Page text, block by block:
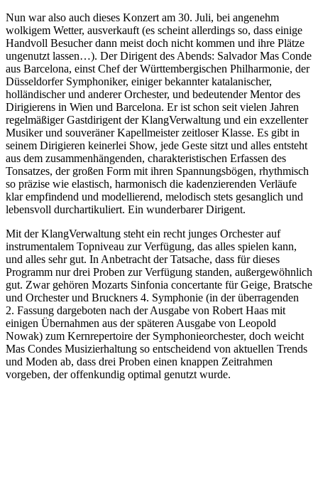
Nun war also auch dieses Konzert am 30. Juli, bei angenehm
wolkigem Wetter, ausverkauft (es scheint allerdings so, dass einige
Handvoll Besucher dann meist doch nicht kommen und ihre Plätze
ungenutzt lassen…). Der Dirigent des Abends: Salvador Mas Conde
aus Barcelona, einst Chef der Württembergischen Philharmonie, der
Düsseldorfer Symphoniker, einiger bekannter katalanischer,
holländischer und anderer Orchester, und bedeutender Mentor des
Dirigierens in Wien und Barcelona. Er ist schon seit vielen Jahren
regelmäßiger Gastdirigent der KlangVerwaltung und ein exzellenter
Musiker und souveräner Kapellmeister zeitloser Klasse. Es gibt in
seinem Dirigieren keinerlei Show, jede Geste sitzt und alles entsteht
aus dem zusammenhängenden, charakteristischen Erfassen des
Tonsatzes, der großen Form mit ihren Spannungsbögen, rhythmisch
so präzise wie elastisch, harmonisch die kadenzierenden Verläufe
klar empfindend und modellierend, melodisch stets gesanglich und
lebensvoll durchartikuliert. Ein wunderbarer Dirigent.
Mit der KlangVerwaltung steht ein recht junges Orchester auf
instrumentalem Topniveau zur Verfügung, das alles spielen kann,
und alles sehr gut. In Anbetracht der Tatsache, dass für dieses
Programm nur drei Proben zur Verfügung standen, außergewöhnlich
gut. Zwar gehören Mozarts Sinfonia concertante für Geige, Bratsche
und Orchester und Bruckners 4. Symphonie (in der überragenden
2. Fassung dargeboten nach der Ausgabe von Robert Haas mit
einigen Übernahmen aus der späteren Ausgabe von Leopold
Nowak) zum Kernrepertoire der Symphonieorchester, doch weicht
Mas Condes Musizierhaltung so entscheidend von aktuellen Trends
und Moden ab, dass drei Proben einen knappen Zeitrahmen
vorgeben, der offenkundig optimal genutzt wurde.